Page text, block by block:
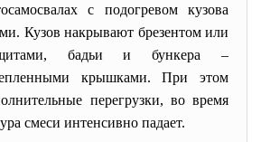
с подогревом кузова
Кузов накрывают брезентом или
бадьи и бункера –
крышками. При этом
перегрузки, во время
смеси интенсивно падает.